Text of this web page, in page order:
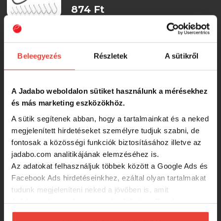
Beleegyezés Részletek A sütikről
A Jadabo weboldalon sütiket használunk a mérésekhez
és más marketing eszközökhöz.
A sütik segítenek abban, hogy a tartalmainkat és a neked
megjelenített hirdetéseket személyre tudjuk szabni, de
fontosak a közösségi funkciók biztosításához illetve az
jadabo.com analitikájának elemzéséhez is.
Az adatokat felhasználjuk többek között a Google Ads és
Facebook Ads hirdetéseinkhez, ezáltal olyan tartalmakat
tudunk megjeleníteni neked a jövőben is, amit
biztosításához arra kérünk, hogy engedd meg
874 Ft
Nevis Előkötött horog keszeg
RRP: 1 290 Ft
Nevis Süllőző horog 6db/cs. 2-es
874 Ft
Nevis Előkötött horog keszeg
10db/cs. 10-es